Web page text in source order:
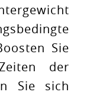
Sie
der
Sie sich